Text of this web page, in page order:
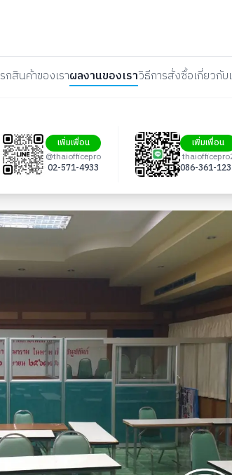
กสินค้าของเราผลงานของเราวิธีการสั่งซื้อเกี่ยวกับ
เพิ่มเพื่อน
@thaiofficepro
02-571-4933
เพิ่มเพื่อน
086-361-
ร์น